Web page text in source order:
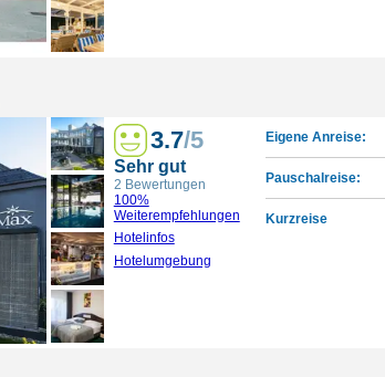
3.7/5
Sehr gut
2 Bewertungen
100%
Weiterempfehlungen
Hotelinfos
Hotelumgebung
Eigene Anreise:
Pauschalreise:
Kurzreise